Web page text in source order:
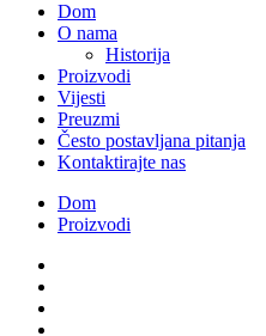
Dom
O nama
Historija
Proizvodi
Vijesti
Preuzmi
Često postavljana pitanja
Kontaktirajte nas
Dom
Proizvodi